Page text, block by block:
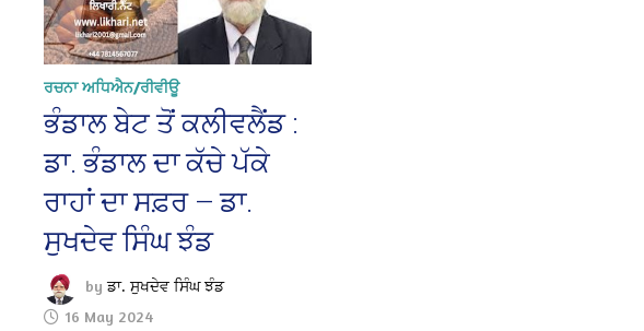
ਰਚਨਾ ਅਧਿਐਨ/ਰੀਵੀਊ
ਭੰਡਾਲ ਬੇਟ ਤੋਂ ਕਲੀਵਲੈਂਡ :
ਡਾ. ਭੰਡਾਲ ਦਾ ਕੱਚੇ ਪੱਕੇ
ਰਾਹਾਂ ਦਾ ਸਫ਼ਰ — ਡਾ.
ਸੁਖਦੇਵ ਸਿੰਘ ਝੰਡ
byਡਾ. ਸੁਖਦੇਵ ਸਿੰਘ ਝੰਡ
16 May 2024